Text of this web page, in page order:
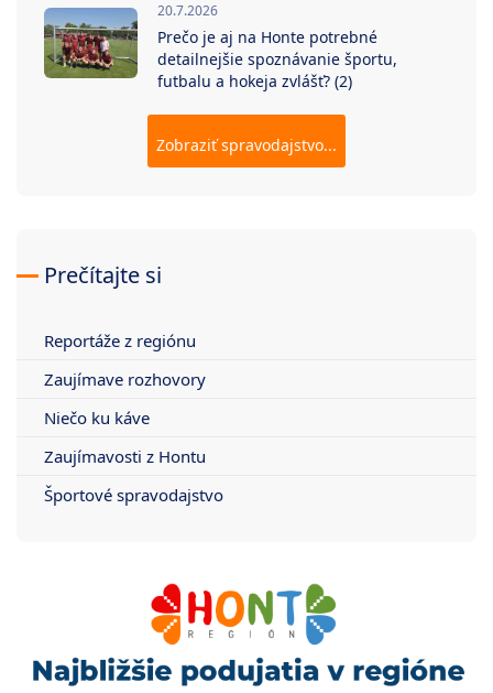
20.7.2026
Prečo je aj na Honte potrebné
detailnejšie spoznávanie športu,
futbalu a hokeja zvlášť? (2)
Zobraziť spravodajstvo...
Prečítajte si
Reportáže z regiónu
Zaujímave rozhovory
Niečo ku káve
Zaujímavosti z Hontu
Športové spravodajstvo